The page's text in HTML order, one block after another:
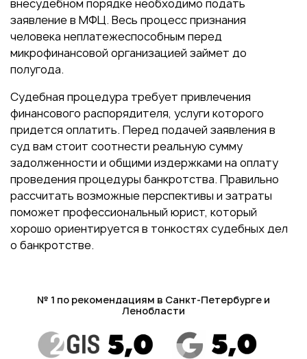
внесудебном порядке необходимо подать
заявление в МФЦ. Весь процесс признания
человека неплатежеспособным перед
микрофинансовой организацией займет до
полугода.
Судебная процедура требует привлечения
финансового распорядителя, услуги которого
придется оплатить. Перед подачей заявления в
суд вам стоит соотнести реальную сумму
задолженности и общими издержками на оплату
проведения процедуры банкротства. Правильно
рассчитать возможные перспективы и затраты
поможет профессиональный юрист, который
хорошо ориентируется в тонкостях судебных дел
о банкротстве.
№ 1 по рекомендациям в Санкт-Петербурге и
Ленобласти